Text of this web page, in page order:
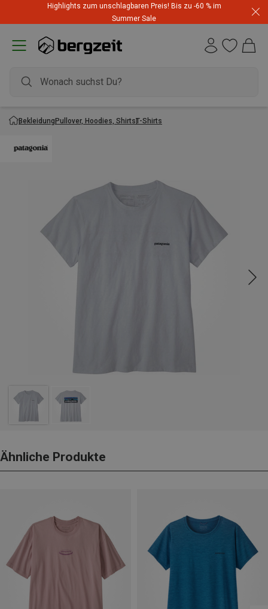
Highlights zum unschlagbaren Preis! Bis zu -60 % im
Summer Sale
BekleidungPullover, Hoodies, ShirtsT-Shirts
Ähnliche Produkte